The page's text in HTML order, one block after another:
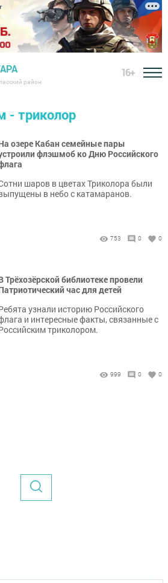
район
16+
- триколор
озере Кабан семейные пары
флэшмоб ко Дню Российского
шаров в цветах Триколора были
в небо с катамаранов.
753 0 0
Трёхозёрской библиотеке провели
час для детей
узнали историю Российского
и интересные факты, связанные с
триколором.
999 0 0